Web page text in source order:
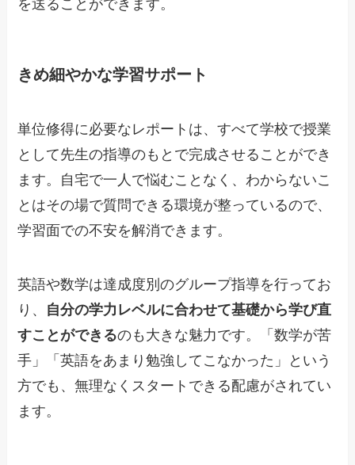
を送ることができます。
きめ細やかな学習サポート
単位修得に必要なレポートは、すべて学校で授業
として先生の指導のもとで完成させることができ
ます。自宅で一人で悩むことなく、わからないこ
とはその場で質問できる環境が整っているので、
学習面での不安を解消できます。
英語や数学は達成度別のグループ指導を行ってお
り、 自分の学力レベルに合わせて基礎から学び直
すことができるのも大きな魅力です。「数学が苦
手」「英語をあまり勉強してこなかった」という
方でも、無理なくスタートできる配慮がされてい
ます。